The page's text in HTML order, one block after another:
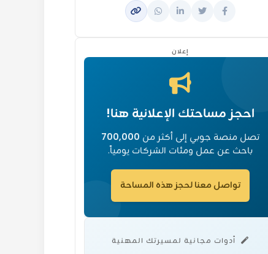
إعلان
احجز مساحتك الإعلانية هنا!
تصل منصة جوبي إلى أكثر من 700,000
باحث عن عمل ومئات الشركات يومياً.
تواصل معنا لحجز هذه المساحة
أدوات مجانية لمسيرتك المهنية